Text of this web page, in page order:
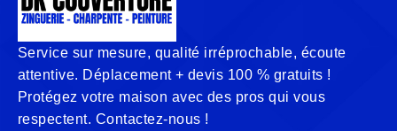
Service sur mesure, qualité irréprochable, écoute
attentive. Déplacement + devis 100 % gratuits !
Protégez votre maison avec des pros qui vous
respectent. Contactez-nous !